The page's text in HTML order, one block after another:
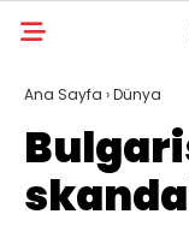
Ana Sayfa ›Dünya